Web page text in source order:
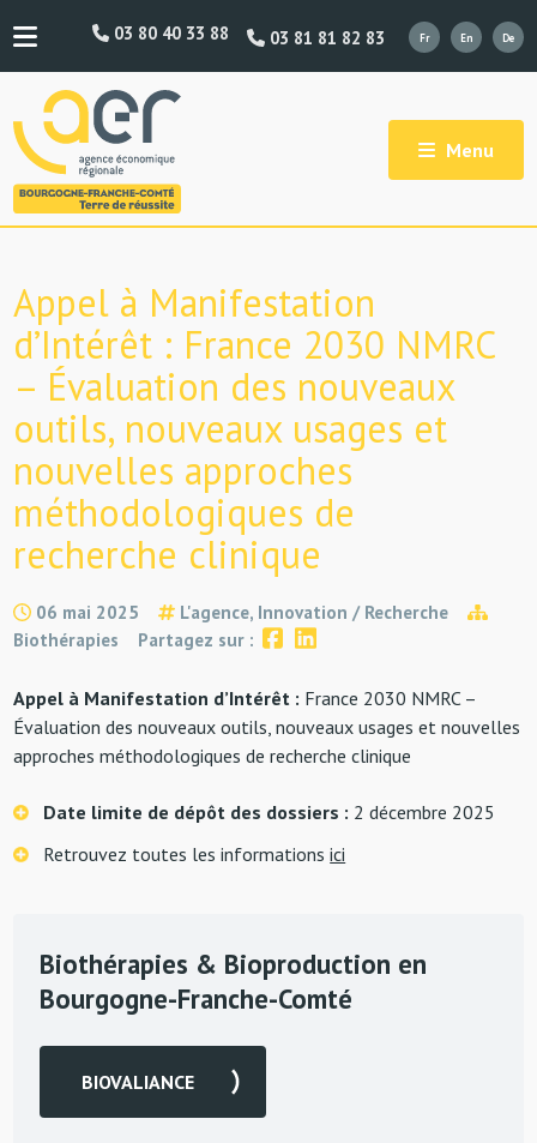
03 81 81 82 83
03 80 40 33 88
Menu
Appel à Manifestation
d’Intérêt : France 2030 NMRC
– Évaluation des nouveaux
outils, nouveaux usages et
nouvelles approches
méthodologiques de
recherche clinique
06 mai 2025
L'agence, Innovation / Recherche
Biothérapies
Partagez sur :
Appel à Manifestation d’Intérêt : France 2030 NMRC –
Évaluation des nouveaux outils, nouveaux usages et nouvelles
approches méthodologiques de recherche clinique
Date limite de dépôt des dossiers : 2 décembre 2025
Retrouvez toutes les informationsici
Biothérapies & Bioproduction en
Bourgogne-Franche-Comté
BIOVALIANCE